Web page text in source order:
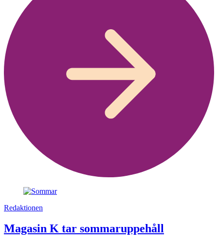
Redaktionen
Magasin K tar sommaruppehåll